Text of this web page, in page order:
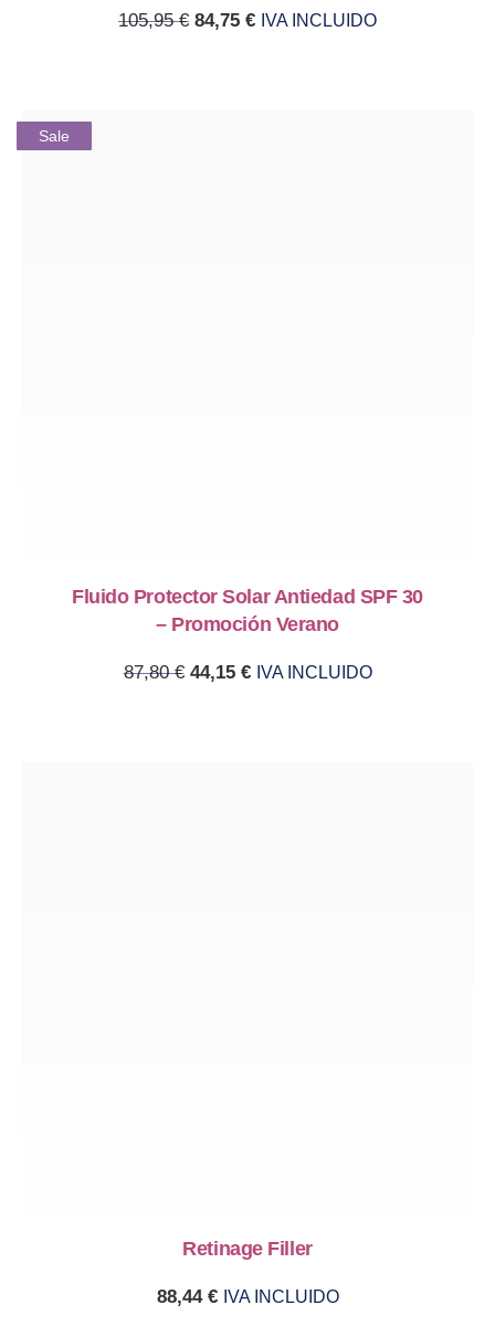
105,95€ Original price was: 105,95 €.
84,75 €Current price is: 84,75 €.
IVA INCLUIDO
Sale
Fluido Protector Solar Antiedad SPF 30
– Promoción Verano
87,80€ Original price was: 87,80 €.
44,15 €Current price is: 44,15 €.
IVA INCLUIDO
Retinage Filler
88,44 € IVA INCLUIDO